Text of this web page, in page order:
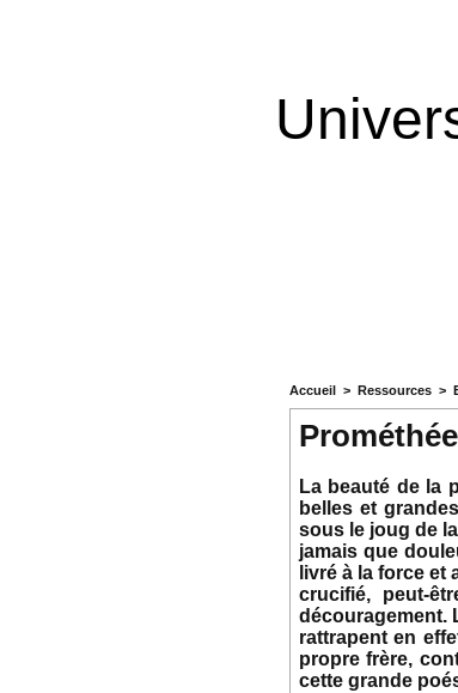
Accueil > Ressources >
La beauté de la
belles et
sous le joug de
jamais que
livré à la force
crucifié, peut-
découragement.
rattrapent en
propre frère,
cette grande